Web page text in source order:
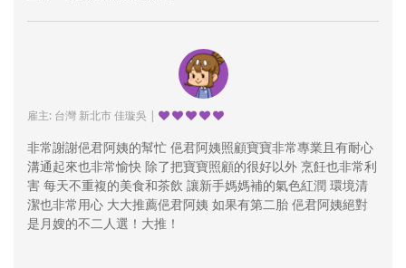
雇主: 台灣 新北市 佳璇吳 |
非常謝謝俋君阿姨的幫忙 俋君阿姨照顧寶寶非常專業且有耐心
溝通起來也非常愉快 除了把寶寶照顧的很好以外 烹飪也非常利
害 每天不重複的美食和茶飲 讓新手媽媽補的氣色紅潤 環境清
潔也非常用心 大大推薦俋君阿姨 如果有第二胎 俋君阿姨絕對
是月嫂的不二人選！大推！